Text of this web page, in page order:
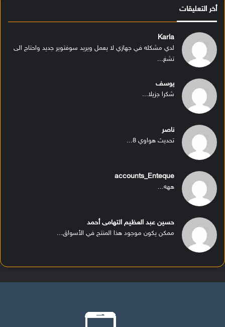
أخر التعليقات
Karla
لدي مشكله في جهازي لا يعمل ويريد سوفتوير جديد واحتاج الى
تشغ...
يوسف
شكرا جزيلا...
ناصر
تحديث هواوي 8...
accounts_Enteque
ههه...
حسين عبد العظيم التهامى أحمد
ممكن يكون موجود هذا المنتج في الأسواق...